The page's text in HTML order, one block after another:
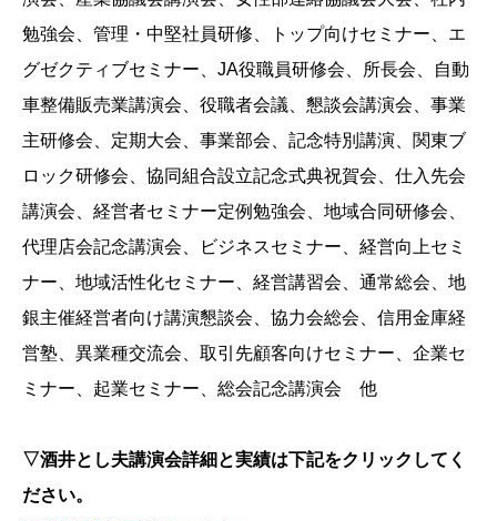
勉強会、管理・中堅社員研修、トップ向けセミナー、エ
グゼクティブセミナー、JA役職員研修会、所長会、自動
車整備販売業講演会、役職者会議、懇談会講演会、事業
主研修会、定期大会、事業部会、記念特別講演、関東ブ
ロック研修会、協同組合設立記念式典祝賀会、仕入先会
講演会、経営者セミナー定例勉強会、地域合同研修会、
代理店会記念講演会、ビジネスセミナー、経営向上セミ
ナー、地域活性化セミナー、経営講習会、通常総会、地
銀主催経営者向け講演懇談会、協力会総会、信用金庫経
営塾、異業種交流会、取引先顧客向けセミナー、企業セ
ミナー、起業セミナー、総会記念講演会 他
▽酒井とし夫講演会詳細と実績は下記をクリックしてく
ださい。